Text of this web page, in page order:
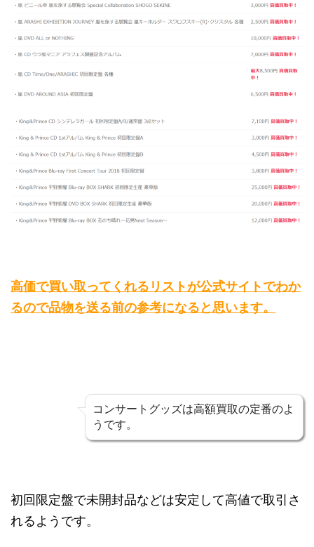
高価で買い取ってくれるリストが公式サイトでわか
るので品物を送る前の参考になると思います。
コンサートグッズは高額買取の定番のよ
うです。
初回限定盤で未開封品などは安定して高値で取引さ
れるようです。